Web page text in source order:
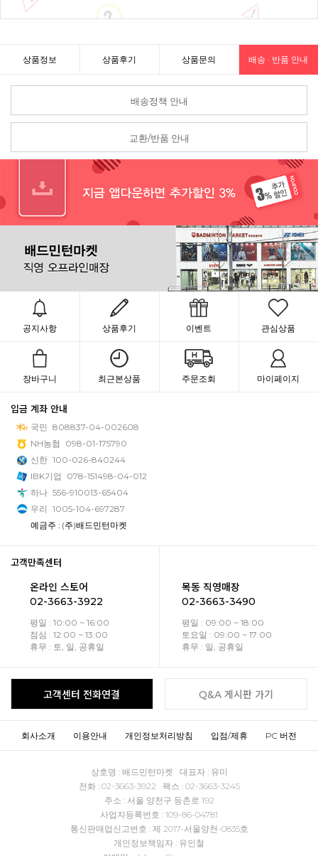
상품정보 상품후기 상품문의 배송 · 반품 안내
배송정책 안내
교환/반품 안내
공지사항 상품후기 이벤트 관심상품
장바구니 최근본상품 주문조회 마이페이지
입금 계좌 안내
국민 808837-04-002608
NH농협
098-01-175790
신한 100-026-840244
IBK기업
078-151498-04-012
하나 556-910013-65404
우리 1005-104-697287
예금주 : (주)배드민턴마켓
고객만족센터
온라인 스토어
02-3663-3922
평일 : 10:00 ~ 16:00
점심 : 12:00 ~ 13:00
휴무 : 토, 일, 공휴일
목동 직영매장
02-3663-3490
평일 : 09:00 ~ 18:00
토요일 : 09:00 ~ 17:00
휴무 : 일, 공휴일
고객센터 전화연결 Q&A 게시판 가기
회사소개 이용안내 개인정보처리방침 입점/제휴 PC 버전
상호명 : 배드민턴마켓 대표자 : 유미
전화 : 02-3663-3922 팩스 : 02-3663-3245
주소 : 서울 양천구 등촌로 192
사업자등록번호 : 109-86-04781
통신판매업신고번호 : 제 2017-서울양천-0835호
개인정보책임자 : 유인철